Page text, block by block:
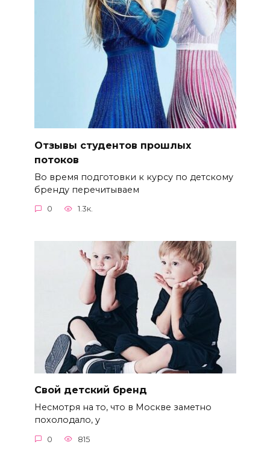
Отзывы студентов прошлых
потоков
Во время подготовки к курсу по детскому
бренду перечитываем
0 1.3к.
Свой детский бренд
Несмотря на то, что в Москве заметно
похолодало, у
0 815